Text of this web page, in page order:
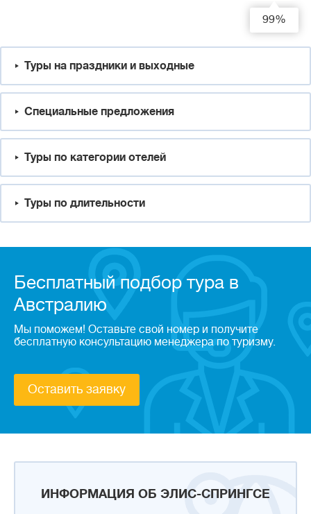
ИНФОРМАЦИЯ ОБ ЭЛИС-СПРИНГСЕ
99%
Туры на праздники и выходные
Специальные предложения
Туры по категории отелей
Туры по длительности
Бесплатный подбор тура в
Австралию
Мы поможем! Оставьте свой номер и получите
бесплатную консультацию менеджера по туризму.
Оставить заявку